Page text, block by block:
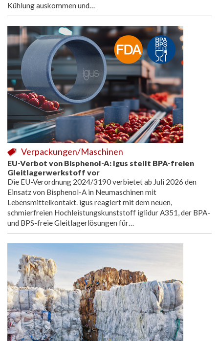
Kühlung auskommen und…
EU-Verbot von Bisphenol-A: Igus stellt BPA-freien
Gleitlagerwerkstoff vor
Verpackungen/Maschinen
Die EU-Verordnung 2024/3190 verbietet ab Juli 2026 den
Einsatz von Bisphenol-A in Neumaschinen mit
Lebensmittelkontakt. igus reagiert mit dem neuen,
schmierfreien Hochleistungskunststoff iglidur A351, der BPA-
und BPS-freie Gleitlagerlösungen für…